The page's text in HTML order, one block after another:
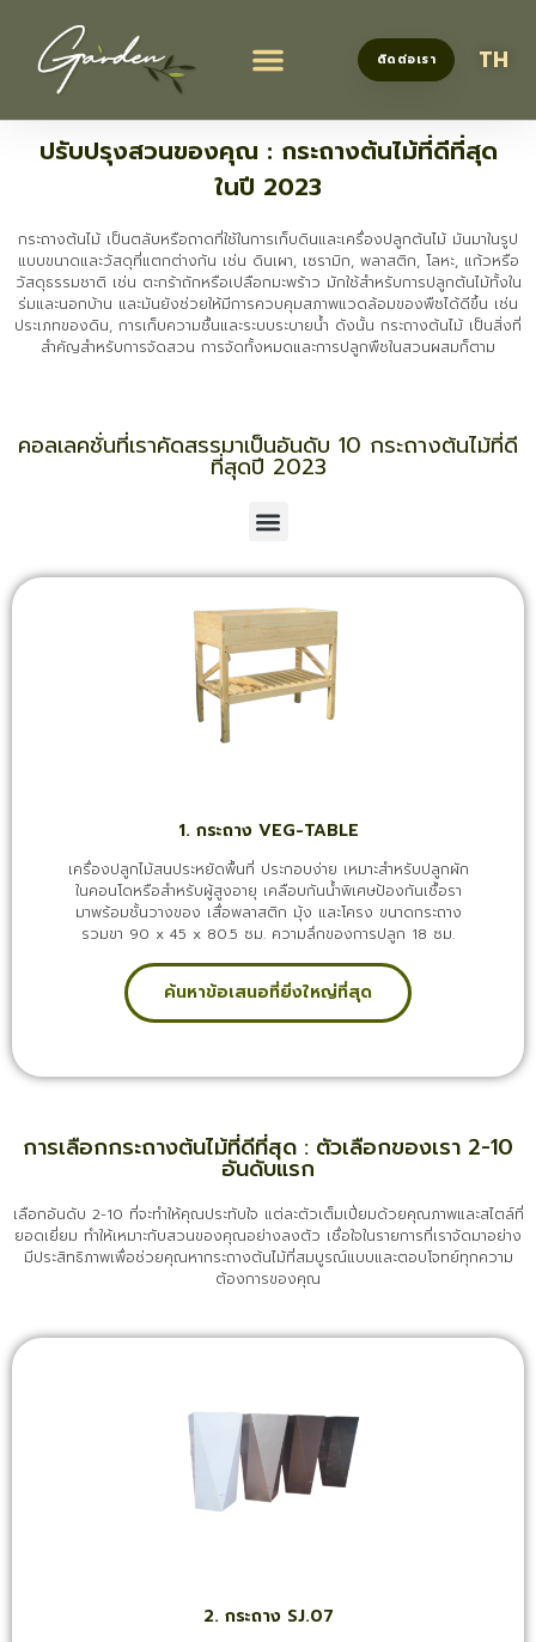
ติดต่อเรา TH
ปรับปรุงสวนของคุณ : กระถางต้นไม้ที่ดีที่สุด
ในปี 2023
กระถางต้นไม้ เป็นตลับหรือถาดที่ใช้ในการเก็บดินและเครื่องปลูกต้นไม้ มันมาในรูป
แบบขนาดและวัสดุที่แตกต่างกัน เช่น ดินเผา, เซรามิก, พลาสติก, โลหะ, แก้วหรือ
วัสดุธรรมชาติ เช่น ตะกร้าถักหรือเปลือกมะพร้าว มักใช้สำหรับการปลูกต้นไม้ทั้งใน
ร่มและนอกบ้าน และมันยังช่วยให้มีการควบคุมสภาพแวดล้อมของพืชได้ดีขึ้น เช่น
ประเภทของดิน, การเก็บความชื้นและระบบระบายน้ำ ดังนั้น กระถางต้นไม้ เป็นสิ่งที่
สำคัญสำหรับการจัดสวน การจัดทั้งหมดและการปลูกพืชในสวนผสมก็ตาม
คอลเลคชั่นที่เราคัดสรรมาเป็นอันดับ 10 กระถางต้นไม้ที่ดี
ที่สุดปี 2023
1. กระถาง VEG-TABLE
เครื่องปลูกไม้สนประหยัดพื้นที่ ประกอบง่าย เหมาะสำหรับปลูกผัก
ในคอนโดหรือสำหรับผู้สูงอายุ เคลือบกันน้ำพิเศษป้องกันเชื้อรา
มาพร้อมชั้นวางของ เสื่อพลาสติก มุ้ง และโครง ขนาดกระถาง
รวมขา 90 x 45 x 80.5 ซม. ความลึกของการปลูก 18 ซม.
ค้นหาข้อเสนอที่ยิ่งใหญ่ที่สุด
การเลือกกระถางต้นไม้ที่ดีที่สุด : ตัวเลือกของเรา 2-10
อันดับแรก
เลือกอันดับ 2-10 ที่จะทำให้คุณประทับใจ แต่ละตัวเต็มเปี่ยมด้วยคุณภาพและสไตล์ที่
ยอดเยี่ยม ทำให้เหมาะกับสวนของคุณอย่างลงตัว เชื่อใจในรายการที่เราจัดมาอย่าง
มีประสิทธิภาพเพื่อช่วยคุณหากระถางต้นไม้ที่สมบูรณ์แบบและตอบโจทย์ทุกความ
ต้องการของคุณ
2. กระถาง SJ.07